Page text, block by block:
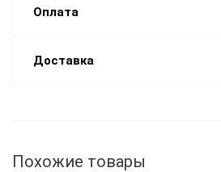
Оплата
Доставка
Похожие товары